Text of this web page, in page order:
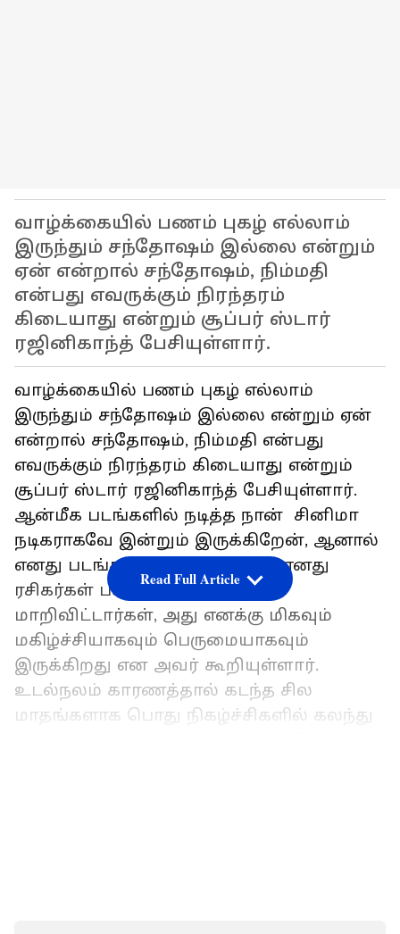
வாழ்க்கையில் பணம் புகழ் எல்லாம்
இருந்தும் சந்தோஷம் இல்லை என்றும்
ஏன் என்றால் சந்தோஷம், நிம்மதி
என்பது எவருக்கும் நிரந்தரம்
கிடையாது என்றும் சூப்பர் ஸ்டார்
ரஜினிகாந்த் பேசியுள்ளார்.
வாழ்க்கையில் பணம் புகழ் எல்லாம்
இருந்தும் சந்தோஷம் இல்லை என்றும் ஏன்
என்றால் சந்தோஷம், நிம்மதி என்பது
எவருக்கும் நிரந்தரம் கிடையாது என்றும்
சூப்பர் ஸ்டார் ரஜினிகாந்த் பேசியுள்ளார்.
ஆன்மீக படங்களில் நடித்த நான் சினிமா
நடிகராகவே இன்றும் இருக்கிறேன், ஆனால்
எனது படங்களை பார்த்துவிட்டு எனது
ரசிகர்கள் பலர் துறவிகளாக
மாறிவிட்டார்கள், அது எனக்கு மிகவும்
மகிழ்ச்சியாகவும் பெருமையாகவும்
இருக்கிறது என அவர் கூறியுள்ளார்.
உடல்நலம் காரணத்தால் கடந்த சில
மாதங்களாக பொது நிகழ்ச்சிகளில் கலந்து
Read Full Article